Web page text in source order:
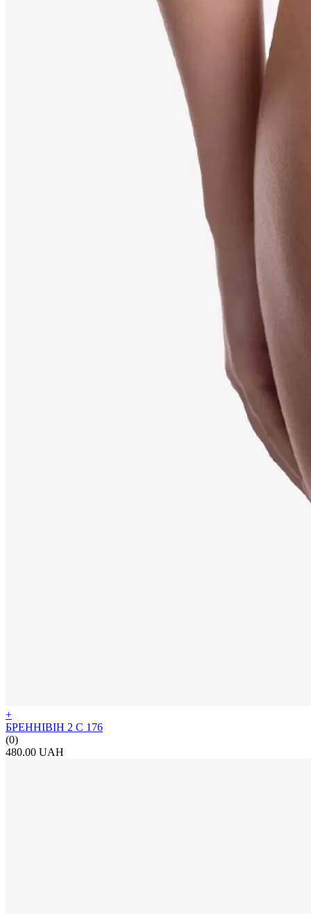
+
БРЕННІВІН 2 С 176
(0)
480.00 UAH